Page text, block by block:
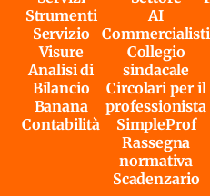
Strumenti
Servizio
Visure
Analisi di
Bilancio
Banana
Contabilità
AI
Commercialisti
Collegio
sindacale
Circolari per il
professionista
SimpleProf
Rassegna
normativa
Scadenzario